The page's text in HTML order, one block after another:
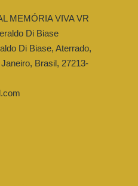
MEMÓRIA VIVA VR
Di Biase
Di Biase, Aterrado,
Brasil, 27213-